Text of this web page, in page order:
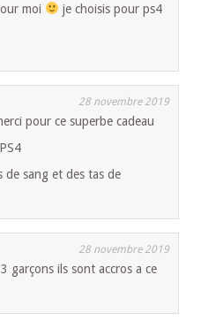
moi
je choisis pour ps4
28 novembre 2019
pour ce superbe cadeau
de sang et des tas de
28 novembre 2019
garçons ils sont accros a ce